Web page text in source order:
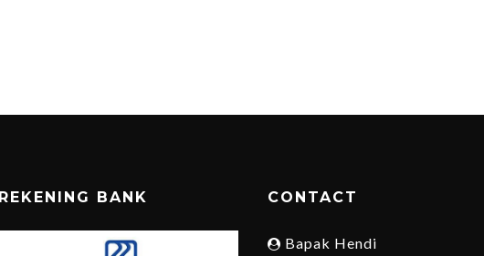
REKENING BANK CONTACT
Bapak Hendi